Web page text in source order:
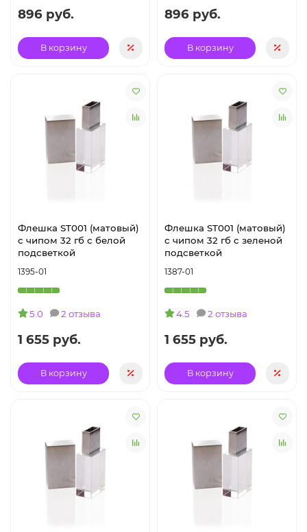
896 руб.
В корзину
896 руб.
В корзину
Флешка ST001 (матовый)
с чипом 32 гб с белой
подсветкой
1395-01
5.0 2 отзыва
1 655 руб.
В корзину
Флешка ST001 (матовый)
с чипом 32 гб с зеленой
подсветкой
1387-01
4.5 2 отзыва
1 655 руб.
В корзину